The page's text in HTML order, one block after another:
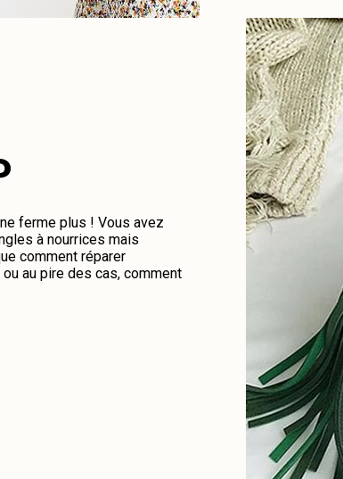
ferme plus ! Vous avez
à nourrices mais
comment réparer
au pire des cas, comment